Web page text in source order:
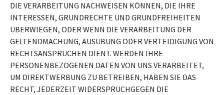
DIE VERARBEITUNG NACHWEISEN KÖNNEN, DIE IHRE
INTERESSEN, GRUNDRECHTE UND GRUNDFREIHEITEN
ÜBERWIEGEN, ODER WENN DIE VERARBEITUNG DER
GELTENDMACHUNG, AUSÜBUNG ODER VERTEIDIGUNG VON
RECHTSANSPRÜCHEN DIENT. WERDEN IHRE
PERSONENBEZOGENEN DATEN VON UNS VERARBEITET,
UM DIREKTWERBUNG ZU BETREIBEN, HABEN SIE DAS
RECHT, JEDERZEIT WIDERSPRUCHGEGEN DIE